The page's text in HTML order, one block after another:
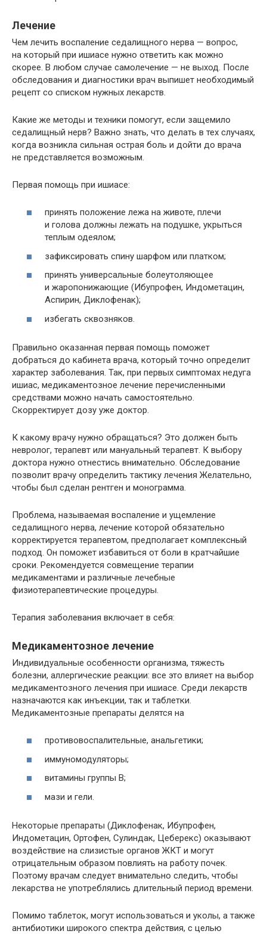
Лечение
Чем лечить воспаление седалищного нерва — вопрос,
на который при ишиасе нужно ответить как можно
скорее. В любом случае самолечение — не выход. После
обследования и диагностики врач выпишет необходимый
рецепт со списком нужных лекарств.
Какие же методы и техники помогут, если защемило
седалищный нерв? Важно знать, что делать в тех случаях,
когда возникла сильная острая боль и дойти до врача
не представляется возможным.
Первая помощь при ишиасе:
принять положение лежа на животе, плечи
и голова должны лежать на подушке, укрыться
теплым одеялом;
зафиксировать спину шарфом или платком;
принять универсальные болеутоляющее
и жаропонижающие (Ибупрофен, Индометацин,
Аспирин, Диклофенак);
избегать сквозняков.
Правильно оказанная первая помощь поможет
добраться до кабинета врача, который точно определит
характер заболевания. Так, при первых симптомах недуга
ишиас, медикаментозное лечение перечисленными
средствами можно начать самостоятельно.
Скорректирует дозу уже доктор.
К какому врачу нужно обращаться? Это должен быть
невролог, терапевт или мануальный терапевт. К выбору
доктора нужно отнестись внимательно. Обследование
позволит врачу определить тактику лечения Желательно,
чтобы был сделан рентген и монограмма.
Проблема, называемая воспаление и ущемление
седалищного нерва, лечение которой обязательно
корректируется терапевтом, предполагает комплексный
подход. Он поможет избавиться от боли в кратчайшие
сроки. Рекомендуется совмещение терапии
медикаментами и различные лечебные
физиотерапевтические процедуры.
Терапия заболевания включает в себя:
Медикаментозное лечение
Индивидуальные особенности организма, тяжесть
болезни, аллергические реакции: все это влияет на выбор
медикаментозного лечения при ишиасе. Среди лекарств
назначаются как инъекции, так и таблетки.
Медикаментозные препараты делятся на
противовоспалительные, анальгетики;
иммуномодуляторы;
витамины группы B;
мази и гели.
Некоторые препараты (Диклофенак, Ибупрофен,
Индометацин, Ортофен, Сулиндак, Цеберекс) оказывают
воздействие на слизистые органов ЖКТ и могут
отрицательным образом повлиять на работу почек.
Поэтому врачам следует внимательно следить, чтобы
лекарства не употреблялись длительный период времени.
Помимо таблеток, могут использоваться и уколы, а также
антибиотики широкого спектра действия, с целью